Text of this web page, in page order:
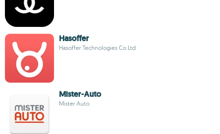
Hasoffer
Hasoffer Technologies Co.Ltd
Mister-Auto
Mister Auto